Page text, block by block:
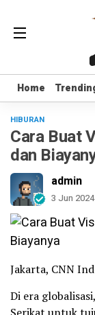
Home
Home
HIBURAN
Cara Buat
dan
admin
3 Jun 2024
Jakarta, CNN
Di era